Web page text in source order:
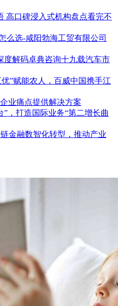
高口碑浸入式机构盘点看完不
么选-咸阳勃海工贸有限公司
度解码卓典咨询十九载汽车市
”赋能农人，百威中国携手江
业痛点提供解决方案
”，打造国际业务“第二增长曲
金融数智化转型，推动产业